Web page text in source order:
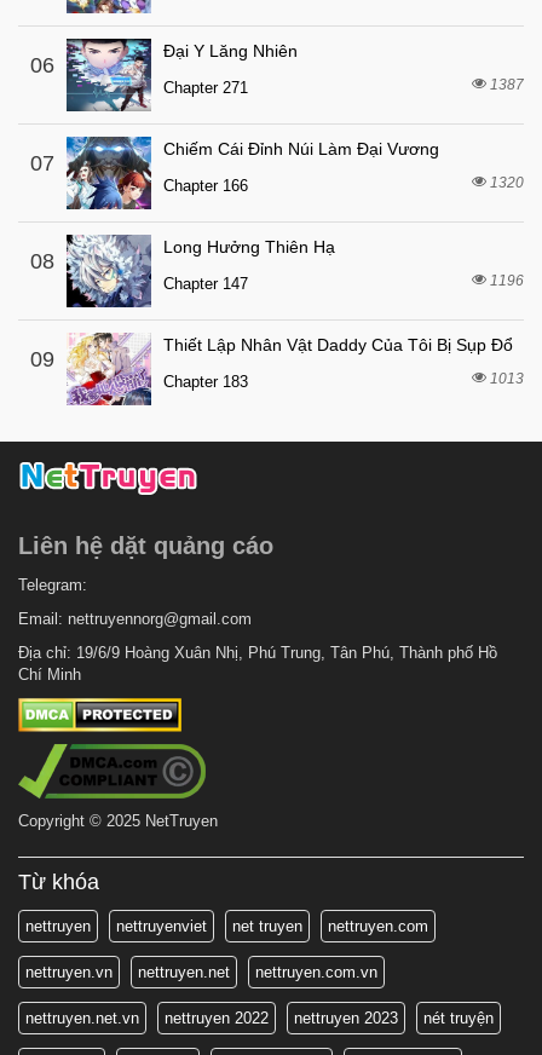
06
Đại Y Lăng Nhiên
Chapter 271 1387
07
Chiếm Cái Đỉnh Núi Làm Đại Vương
Chapter 166 1320
08
Long Hưởng Thiên Hạ
Chapter 147 1196
09
Thiết Lập Nhân Vật Daddy Của Tôi Bị Sụp Đổ
Chapter 183 1013
Liên hệ dặt quảng cáo
Telegram:
Email: nettruyennorg@gmail.com
Địa chỉ: 19/6/9 Hoàng Xuân Nhị, Phú Trung, Tân Phú, Thành phố Hồ
Chí Minh
Copyright © 2025 NetTruyen
Từ khóa
nettruyen nettruyenviet net truyen nettruyen.com
nettruyen.vn nettruyen.net nettruyen.com.vn
nettruyen.net.vn nettruyen 2022 nettruyen 2023 nét truyện